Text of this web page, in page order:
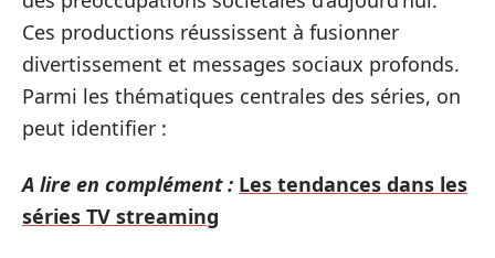
Ces productions réussissent à fusionner
divertissement et messages sociaux profonds.
Parmi les thématiques centrales des séries, on
peut identifier :
A lire en complément : Les tendances dans les
séries TV streaming